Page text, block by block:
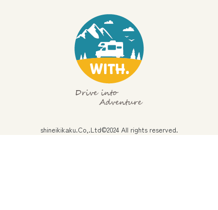
shineikikaku.Co,.Ltd©2024 All rights reserved.